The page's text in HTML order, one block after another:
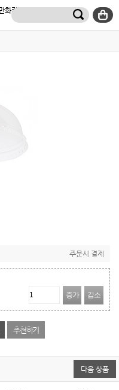
주문시 결제
증가
감소
추천하기
다음 상품